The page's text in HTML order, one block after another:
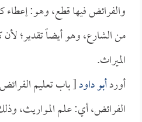
والفرائض فيها قطع، وهو:
من الشارع، وهو أيضاً تقدير؛
الميراث.
أوردأبو داود[ باب تعليم
الفرائض، أي: علم المواريث،